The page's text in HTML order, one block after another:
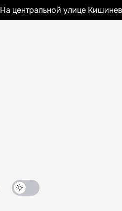
На центральной улице